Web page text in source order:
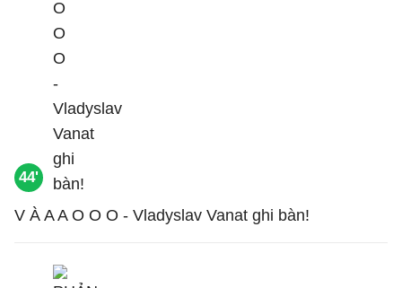
44'
V À A A O O O - Vladyslav Vanat ghi bàn!